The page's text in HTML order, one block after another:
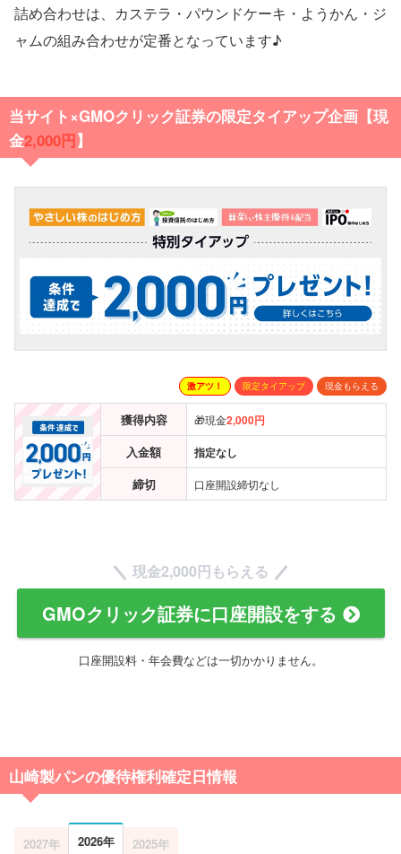
詰め合わせは、カステラ・パウンドケーキ・ようかん・ジ
ャムの組み合わせが定番となっています♪
当サイト×GMOクリック証券の限定タイアップ企画【現
金2,000円】
激アツ！ 限定タイアップ 現金もらえる
獲得内容 🎁現金2,000円
入金額 指定なし
締切 口座開設締切なし
現金2,000円もらえる
GMOクリック証券に口座開設をする
口座開設料・年会費などは一切かかりません。
山崎製パンの優待権利確定日情報
2027年 2026年 2025年